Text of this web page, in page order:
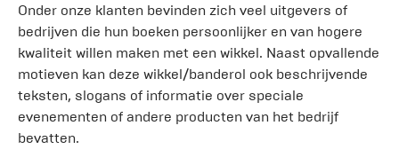
Onder onze klanten bevinden zich veel uitgevers of
bedrijven die hun boeken persoonlijker en van hogere
kwaliteit willen maken met een wikkel. Naast opvallende
motieven kan deze wikkel/banderol ook beschrijvende
teksten, slogans of informatie over speciale
evenementen of andere producten van het bedrijf
bevatten.